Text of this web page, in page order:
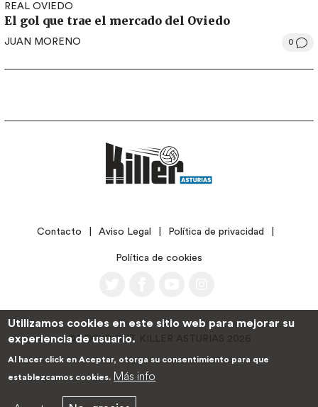
REAL OVIEDO
El gol que trae el mercado del Oviedo
JUAN MORENO 0
LEGALContacto Aviso Legal Política de privacidad
Política de cookies
©COPYRIGHT KILLER ASTURIAS 2026
Utilizamos cookies en este sitio web para mejorar su
experiencia de usuario.
Al hacer click en Aceptar, otorga su consentimiento para que
establezcamos cookies. Más info